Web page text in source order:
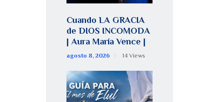
Cuando LA GRACIA
de DIOS INCOMODA
| Aura María Vence |
agosto 8, 2026 14 Views